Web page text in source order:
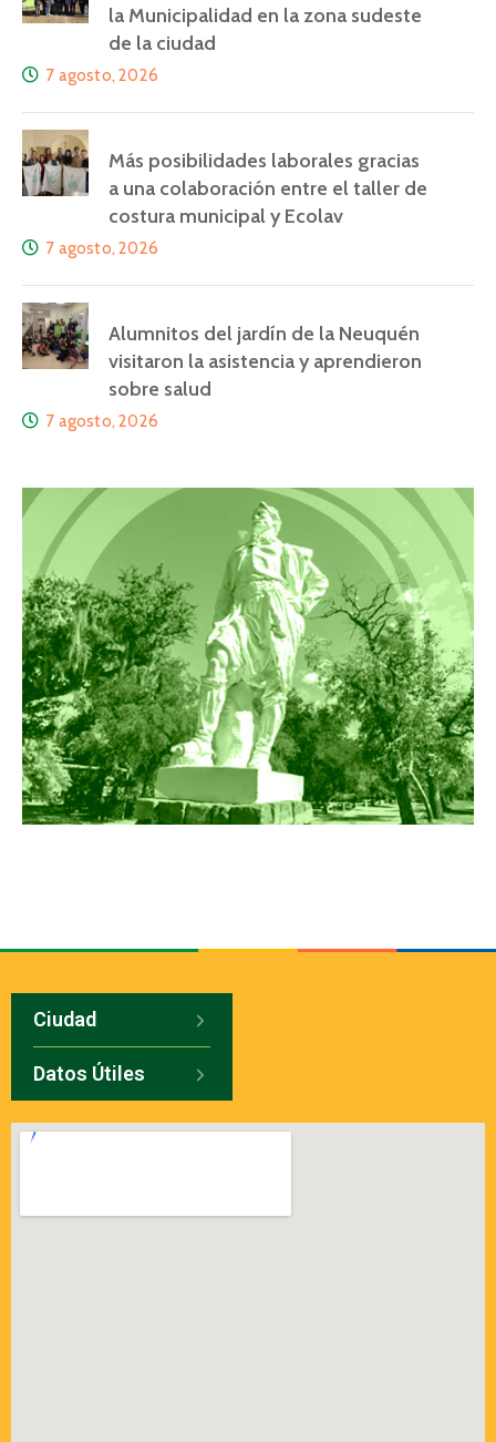
la Municipalidad en la zona sudeste
de la ciudad
7 agosto, 2026
Más posibilidades laborales gracias
a una colaboración entre el taller de
costura municipal y Ecolav
7 agosto, 2026
Alumnitos del jardín de la Neuquén
visitaron la asistencia y aprendieron
sobre salud
7 agosto, 2026
Ciudad
Datos Útiles